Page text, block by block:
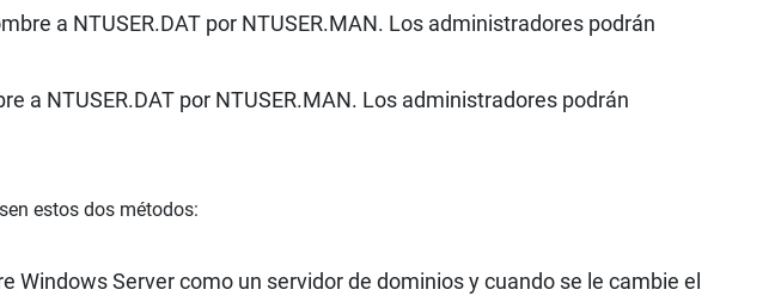
a NTUSER.DAT por NTUSER.MAN. Los administradores podrán
a NTUSER.DAT por NTUSER.MAN. Los administradores podrán
estos dos métodos:
Server como un servidor de dominios y cuando se le cambie el